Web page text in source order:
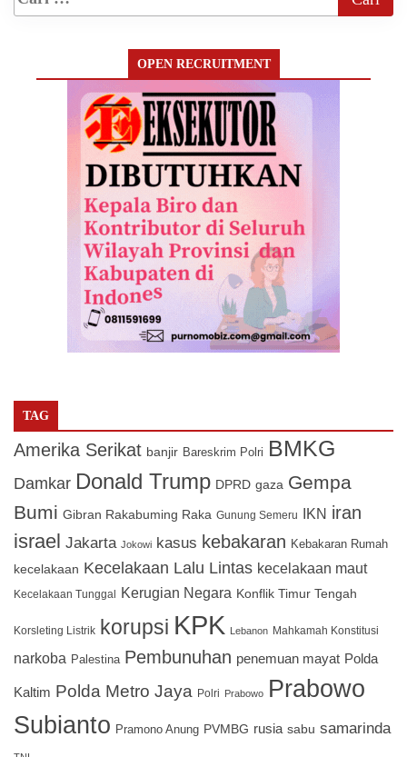
OPEN RECRUITMENT
TAG
Amerika Serikat banjir Bareskrim Polri BMKG
Damkar Donald Trump DPRD gaza Gempa
Bumi Gibran Rakabuming Raka Gunung Semeru IKN iran
israel Jakarta Jokowi kasus kebakaran Kebakaran Rumah
kecelakaan Kecelakaan Lalu Lintas kecelakaan maut
Kecelakaan Tunggal Kerugian Negara Konflik Timur Tengah
Korsleting Listrik korupsi KPK Lebanon Mahkamah Konstitusi
narkoba Palestina Pembunuhan penemuan mayat Polda
Kaltim Polda Metro Jaya Polri Prabowo Prabowo
Subianto Pramono Anung PVMBG rusia sabu samarinda